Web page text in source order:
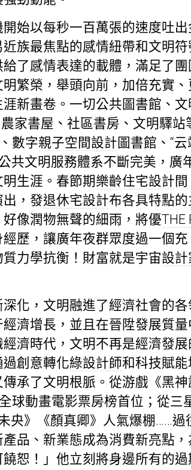
始以每秒一百萬張的速度吐
族最焦點的感情紐帶和文明符
了感情表達的載體，滿足了團
繁榮，舉頭向前，加倍充實、
新畫卷。一切公共圖書館、
家書屋、社區書房、文明驛站
數字親子空間設計圖書館、“
共文明服務體系不斷完美，廣
生涯。春節期樂齡住宅設計
，發退休宅設計布各具特點的
像潤物無聲的細雨，將優THE
歷，讓廣年夜群眾度過一個充
質力學抗衡！財富就是宇宙設計
化，文明融進了經濟社會的
濟增長，並且在晉陞發展質
經濟時代，文明不再是經濟發展
創意轉化綠設計師和科技賦
承了文明根脈。從游戲《黑神
球動畫電影票房榜首位；從三
央》《顏真卿》人氣爆棚……過
品、新業態成為消費新亮點
恕！」他立刻將身邊所有的過